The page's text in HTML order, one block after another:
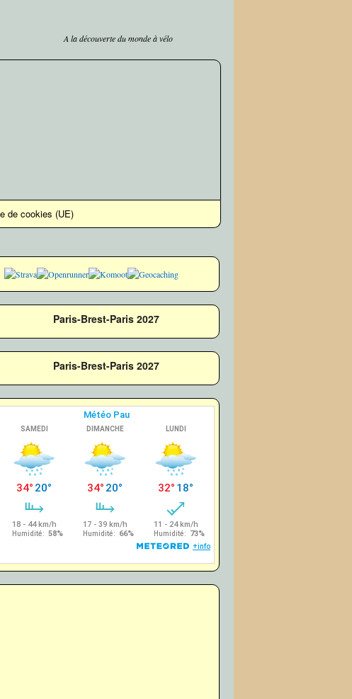
A la découverte du monde à vélo
de cookies (UE)
Paris-Brest-Paris 2027
Paris-Brest-Paris 2027